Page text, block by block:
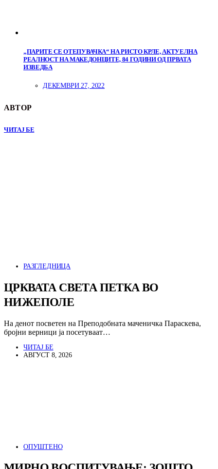
„ПАРИТЕ СЕ ОТЕПУВАЧКА“ НА РИСТО КРЛЕ, АКТУЕЛНА
РЕАЛНОСТ НА МАКЕДОНЦИТЕ, 84 ГОДИНИ ОД ПРВАТА
ИЗВЕДБА
ДЕКЕМВРИ 27, 2022
АВТОР
ЧИТАЈ БЕ
РАЗГЛЕДНИЦА
ЦРКВАТА СВЕТА ПЕТКА ВО
НИЖЕПОЛЕ
На денот посветен на Преподобната маченичка Параскева,
бројни верници ја посетуваат…
ЧИТАЈ БЕ
АВГУСТ 8, 2026
ОПУШТЕНО